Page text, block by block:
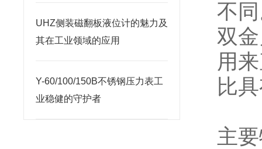
UHZ侧装磁翻板液位计的魅力及
其在工业领域的应用
Y-60/100/150B不锈钢压力表工
业稳健的守护者
不
双
用
比
主